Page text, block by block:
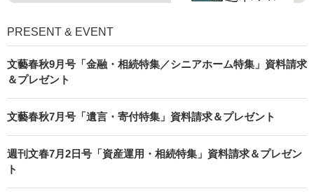
PRESENT & EVENT
文藝春秋9月号「金融・相続特集／シニアホーム特集」資料請求
＆プレゼント
文藝春秋7月号「遺言・寄付特集」資料請求＆プレゼント
週刊文春7月2日号「資産運用・相続特集」資料請求＆プレゼン
ト